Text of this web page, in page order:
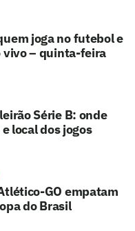
joga no futebol e
vivo – quinta-feira
Série B: onde
local dos jogos
GO empatam
do Brasil